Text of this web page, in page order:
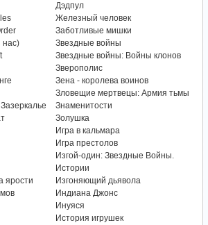
нас)
ярости
Дэдпул
Железный человек
Заботливые мишки
Звездные войны
Звездные войны: Войны клонов
Зверополис
Зена - королева воинов
Зловещие мертвецы: Армия тьмы
Знаменитости
Золушка
Игра в кальмара
Игра престолов
Изгой-один: Звездные Войны.
Истории
Изгоняющий дьявола
Индиана Джонс
Инуяся
История игрушек